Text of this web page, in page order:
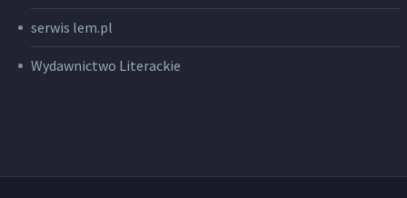
serwis lem.pl
Wydawnictwo Literackie